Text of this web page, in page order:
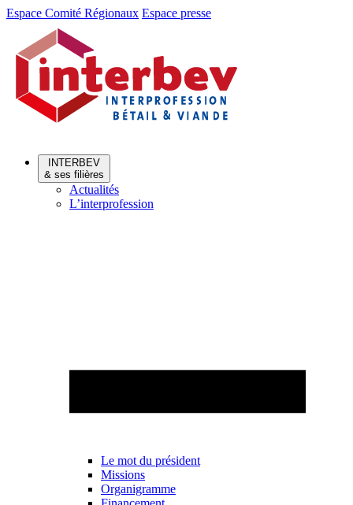
Aller
Aller
contenu
Espace Comité Régionaux Espace presse
INTERBEV
& ses filières
Actualités
L’interprofession
Le mot du président
Missions
Organigramme